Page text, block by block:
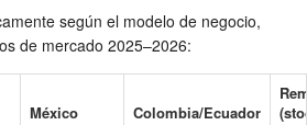
según el modelo de negocio,
de mercado 2025–2026:
México Colombia/Ecuador